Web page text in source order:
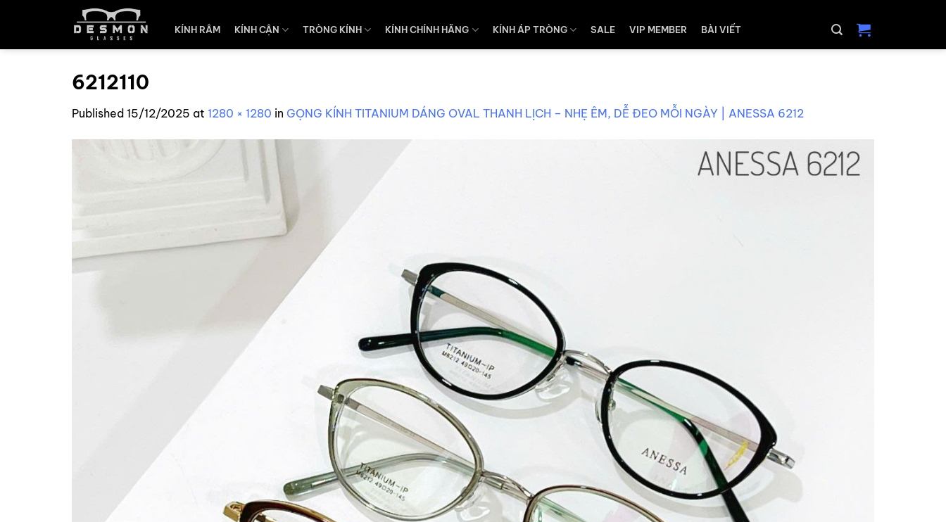
KÍNH RÂM KÍNH CẬN TRÒNG KÍNH KÍNH CHÍNH HÃNG KÍNH ÁP TRÒNG SALE VIP MEMBER BÀI VIẾT
6212110
Published 15/12/2025 at 1280 × 1280 in GỌNG KÍNH TITANIUM DÁNG OVAL THANH LỊCH – NHẸ ÊM, DỄ ĐEO MỖI NGÀY | ANESSA 6212